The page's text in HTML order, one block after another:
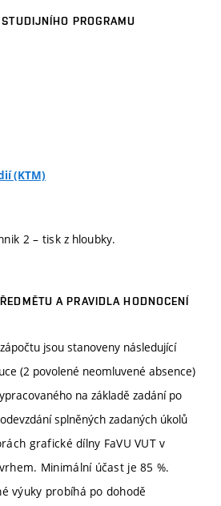
PROGRAMU
(KTM)
2 – tisk z hloubky.
A PRAVIDLA HODNOCENÍ
jsou stanoveny následující
(2 povolené neomluvené absence)
na základě zadání po
splněných zadaných úkolů
grafické dílny FaVU VUT v
Minimální účast je 85 %.
výuky probíhá po dohodě